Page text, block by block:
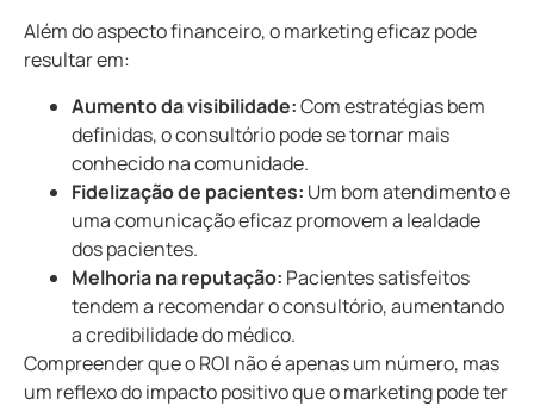
Além do aspecto financeiro, o marketing eficaz pode
resultar em:
Aumento da visibilidade:Com estratégias bem
definidas, o consultório pode se tornar mais
conhecido na comunidade.
Fidelização de pacientes: Um bom atendimento e
uma comunicação eficaz promovem a lealdade
dos pacientes.
Melhoria na reputação: Pacientes satisfeitos
tendem a recomendar o consultório, aumentando
a credibilidade do médico.
Compreender que o ROI não é apenas um número, mas
um reflexo do impacto positivo que o marketing pode ter